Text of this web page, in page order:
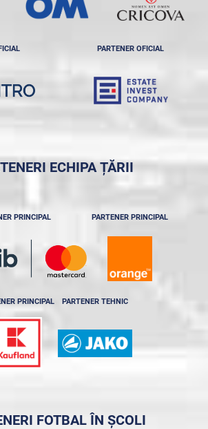
PARTENER OFICIAL
ECHIPA ȚĂRII
PRINCIPAL PARTENER PRINCIPAL
PRINCIPAL PARTENER TEHNIC
FOTBAL ÎN ȘCOLI